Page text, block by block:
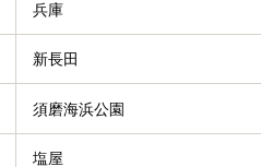
兵庫
新長田
須磨海浜公園
塩屋